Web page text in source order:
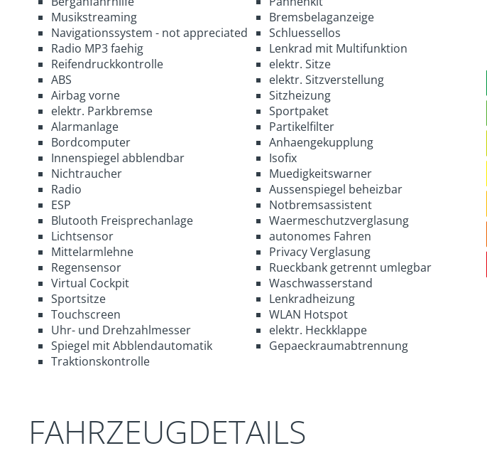
Musikstreaming
Navigationssystem - not appreciated
Radio MP3 faehig
Reifendruckkontrolle
ABS
Airbag vorne
elektr. Parkbremse
Alarmanlage
Bordcomputer
Innenspiegel abblendbar
Nichtraucher
Radio
ESP
Blutooth Freisprechanlage
Lichtsensor
Mittelarmlehne
Regensensor
Virtual Cockpit
Sportsitze
Touchscreen
Uhr- und Drehzahlmesser
Spiegel mit Abblendautomatik
Traktionskontrolle
Bremsbelaganzeige
Schluessellos
Lenkrad mit Multifunktion
elektr. Sitze
elektr. Sitzverstellung
Sitzheizung
Sportpaket
Partikelfilter
Anhaengekupplung
Isofix
Muedigkeitswarner
Aussenspiegel beheizbar
Notbremsassistent
Waermeschutzverglasung
autonomes Fahren
Privacy Verglasung
Rueckbank getrennt umlegbar
Waschwasserstand
Lenkradheizung
WLAN Hotspot
elektr. Heckklappe
Gepaeckraumabtrennung
FAHRZEUGDETAILS